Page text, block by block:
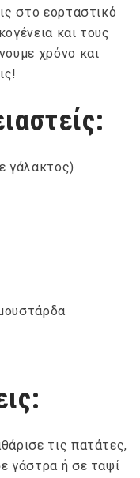
στο εορταστικό
και τους
χρόνο και
γάλακτος)
τις πατάτες,
γάστρα ή σε ταψί